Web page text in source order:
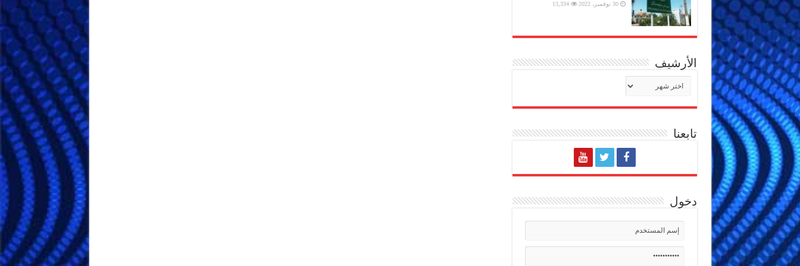
30 نوفمبر، 2022 13,334
الأرشيف
الأرشيف
تابعنا
دخول